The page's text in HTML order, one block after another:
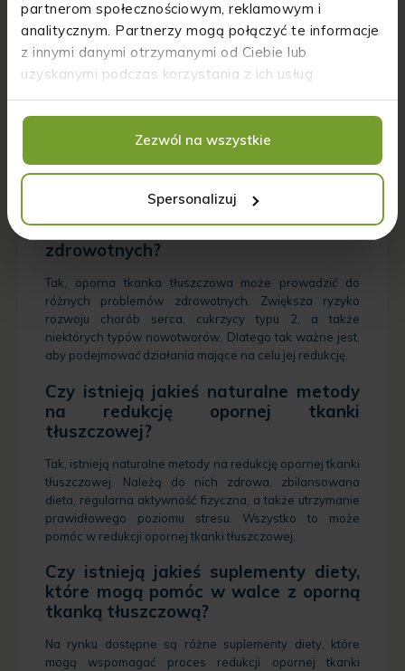
partnerom społecznościowym, reklamowym i
analitycznym. Partnerzy mogą połączyć te informacje
z innymi danymi otrzymanymi od Ciebie lub
uzyskanymi podczas korzystania z ich usług.
Zezwól na wszystkie
Spersonalizuj
Czy istnieją jakieś objawy, które mogą
wskazywać na rozwijającą się oporną
tkankę tłuszczową?
Objawy opornej tkanki tłuszczowej mogą być różne i
zależą od indywidualnych cech organizmu. Najczęściej
jednak są to problemy z utratą wagi mimo stosowania
diety i ćwiczeń, a także zwiększona skłonność do
takich jak brzuch, biodra czy uda.
Czy oporna tkanka tłuszczowa może
prowadzić do innych problemów
zdrowotnych?
Tak, oporna tkanka tłuszczowa może prowadzić do
różnych problemów zdrowotnych. Zwiększa ryzyko
rozwoju chorób serca, cukrzycy typu 2, a także
niektórych typów nowotworów. Dlatego tak ważne jest,
aby podejmować działania mające na celu jej redukcję.
Czy istnieją jakieś naturalne metody
na redukcję opornej tkanki
tłuszczowej?
Tak, istnieją naturalne metody na redukcję opornej tkanki
tłuszczowej. Należą do nich zdrowa, zbilansowana
dieta, regularna aktywność fizyczna, a także utrzymanie
prawidłowego poziomu stresu. Wszystko to może
pomóc w redukcji opornej tkanki tłuszczowej.
Czy istnieją jakieś suplementy diety,
które mogą pomóc w walce z oporną
tkanką tłuszczową?
Na rynku dostępne są różne suplementy diety, które
mogą wspomagać proces redukcji opornej tkanki